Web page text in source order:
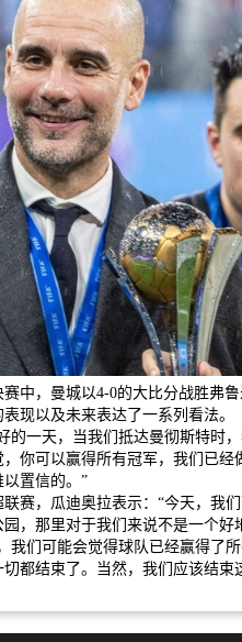
赛中，曼城以4-0的大比分战胜弗
现以及未来表达了一系列看法。
的一天，当我们抵达曼彻斯特时
你可以赢得所有冠军，我们已
以置信的。”
赛，瓜迪奥拉表示：“今天，我
，那里对于我们来说不是一个
我们可能会觉得球队已经赢得了
都结束了。当然，我们应该结